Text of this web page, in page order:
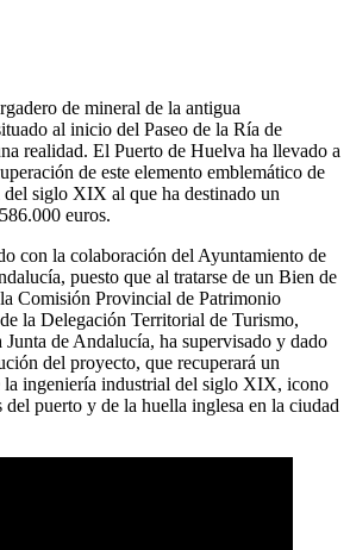
de mineral de la antigua
al inicio del Paseo de la Ría de
realidad. El Puerto de Huelva ha llevado a
de este elemento emblemático de
siglo XIX al que ha destinado un
euros.
con la colaboración del Ayuntamiento de
puesto que al tratarse de un Bien de
Comisión Provincial de Patrimonio
la Delegación Territorial de Turismo,
de Andalucía, ha supervisado y dado
del proyecto, que recuperará un
la ingeniería industrial del siglo XIX, icono
del puerto y de la huella inglesa en la ciudad